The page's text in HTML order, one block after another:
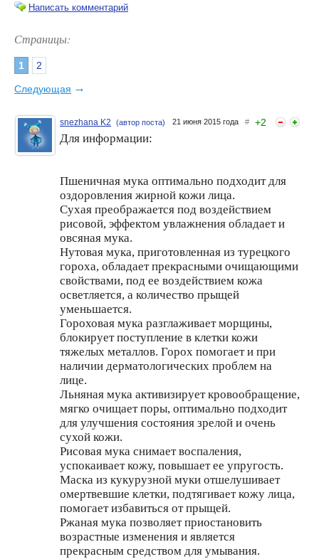
Очередное корейское
моделирующие маски
Хочу Вас познакомить с
удивительным мылом из
верблюжьего молока.
Прекрасное мыло-скраб из
молотыми зернами кофе
Написать комментарий
Страницы:
1 2
Следующая →
snezhana K2 (автор поста) 21 июня 2015 года # +2
Для информации:
Пшеничная мука оптимально подходит для
оздоровления жирной кожи лица.
Сухая преображается под воздействием
рисовой, эффектом увлажнения обладает и
овсяная мука.
Нутовая мука, приготовленная из турецкого
гороха, обладает прекрасными очищающими
свойствами, под ее воздействием кожа
осветляется, а количество прыщей
уменьшается.
Гороховая мука разглаживает морщины,
блокирует поступление в клетки кожи
тяжелых металлов. Горох помогает и при
наличии дерматологических проблем на
лице.
Льняная мука активизирует кровообращение,
мягко очищает поры, оптимально подходит
для улучшения состояния зрелой и очень
сухой кожи.
Рисовая мука снимает воспаления,
успокаивает кожу, повышает ее упругость.
Маска из кукурузной муки отшелушивает
омертвевшие клетки, подтягивает кожу лица,
помогает избавиться от прыщей.
Ржаная мука позволяет приостановить
возрастные изменения и является
прекрасным средством для умывания.